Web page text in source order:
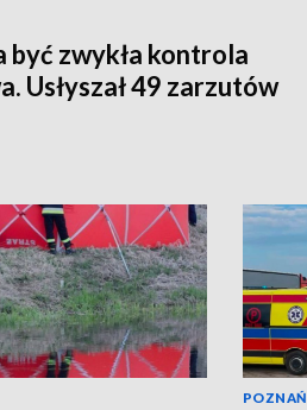
być zwykła kontrola
Usłyszał 49 zarzutów
POZNAŃ